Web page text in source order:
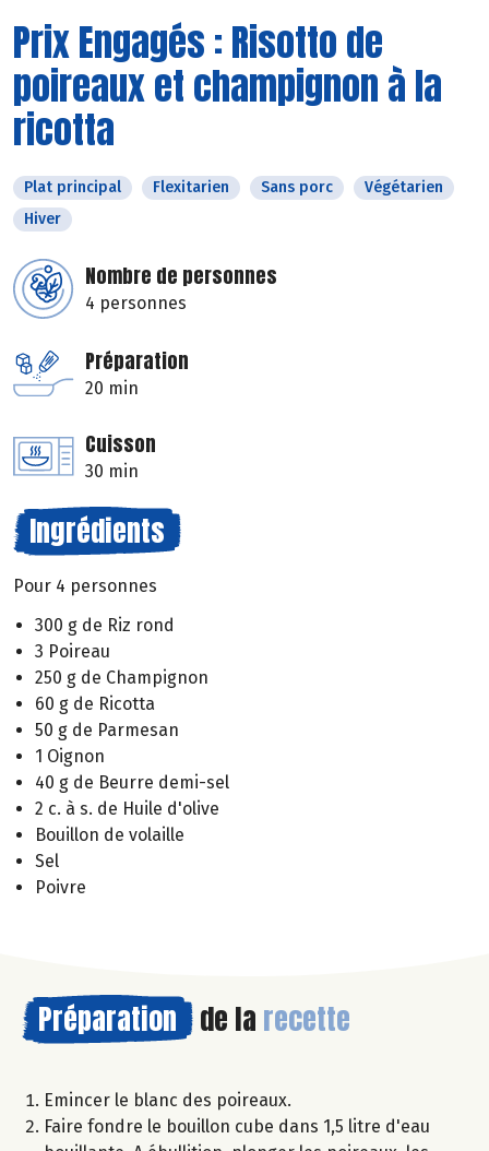
Prix Engagés : Risotto de
poireaux et champignon à la
ricotta
Plat principal Flexitarien Sans porc
Végétarien
Hiver
Nombre de personnes
4 personnes
Préparation
20 min
Cuisson
30 min
Ingrédients
Pour 4 personnes
300 g de Riz rond
3 Poireau
250 g de Champignon
60 g de Ricotta
50 g de Parmesan
1 Oignon
40 g de Beurre demi-sel
2 c. à s. de Huile d'olive
Bouillon de volaille
Sel
Poivre
Préparation de la recette
Emincer le blanc des poireaux.
Faire fondre le bouillon cube dans 1,5 litre d'eau